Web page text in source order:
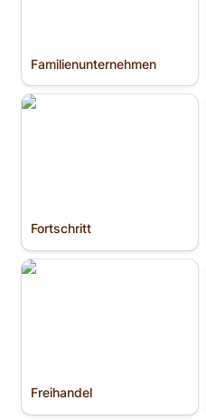
Familien­unternehmen
Fortschritt
Fortschritt
Freihandel
Freihandel